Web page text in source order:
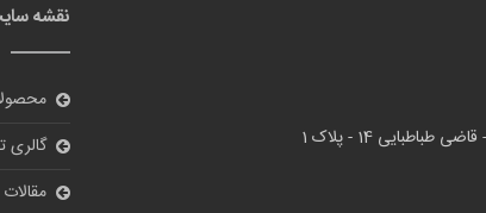
نقشه
گالری
مقالات